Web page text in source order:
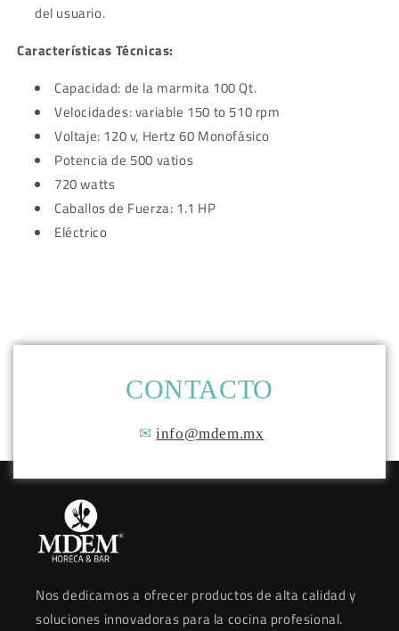
del usuario.
Características Técnicas:
Capacidad: de la marmita 100 Qt.
Velocidades: variable 150 to 510 rpm
Voltaje: 120 v, Hertz 60 Monofásico
Potencia de 500 vatios
720 watts
Caballos de Fuerza: 1.1 HP
Eléctrico
CONTACTO
✉info@mdem.mx
Nos dedicamos a ofrecer productos de alta calidad y
soluciones innovadoras para la cocina profesional.